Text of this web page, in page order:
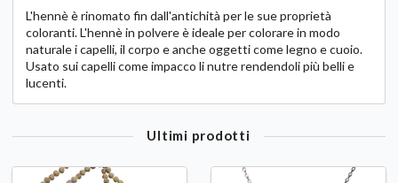
L'hennè è rinomato fin dall'antichità per le sue proprietà
coloranti. L'hennè in polvere è ideale per colorare in modo
naturale i capelli, il corpo e anche oggetti come legno e cuoio.
Usato sui capelli come impacco li nutre rendendoli più belli e
lucenti.
Ultimi prodotti